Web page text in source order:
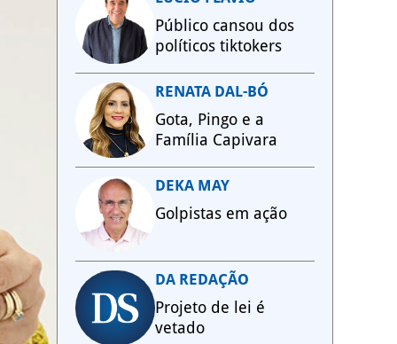
Público cansou dos
políticos tiktokers
RENATA DAL-BÓ
Gota, Pingo e a
Família Capivara
DEKA MAY
Golpistas em ação
DA REDAÇÃO
Projeto de lei é
vetado